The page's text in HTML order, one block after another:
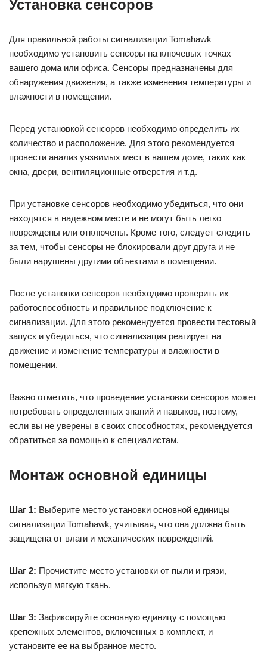
Установка сенсоров
Для правильной работы сигнализации Tomahawk
необходимо установить сенсоры на ключевых точках
вашего дома или офиса. Сенсоры предназначены для
обнаружения движения, а также изменения температуры и
влажности в помещении.
Перед установкой сенсоров необходимо определить их
количество и расположение. Для этого рекомендуется
провести анализ уязвимых мест в вашем доме, таких как
окна, двери, вентиляционные отверстия и т.д.
При установке сенсоров необходимо убедиться, что они
находятся в надежном месте и не могут быть легко
повреждены или отключены. Кроме того, следует следить
за тем, чтобы сенсоры не блокировали друг друга и не
были нарушены другими объектами в помещении.
После установки сенсоров необходимо проверить их
работоспособность и правильное подключение к
сигнализации. Для этого рекомендуется провести тестовый
запуск и убедиться, что сигнализация реагирует на
движение и изменение температуры и влажности в
помещении.
Важно отметить, что проведение установки сенсоров может
потребовать определенных знаний и навыков, поэтому,
если вы не уверены в своих способностях, рекомендуется
обратиться за помощью к специалистам.
Монтаж основной единицы
Шаг 1: Выберите место установки основной единицы
сигнализации Tomahawk, учитывая, что она должна быть
защищена от влаги и механических повреждений.
Шаг 2: Прочистите место установки от пыли и грязи,
используя мягкую ткань.
Шаг 3: Зафиксируйте основную единицу с помощью
крепежных элементов, включенных в комплект, и
установите ее на выбранное место.